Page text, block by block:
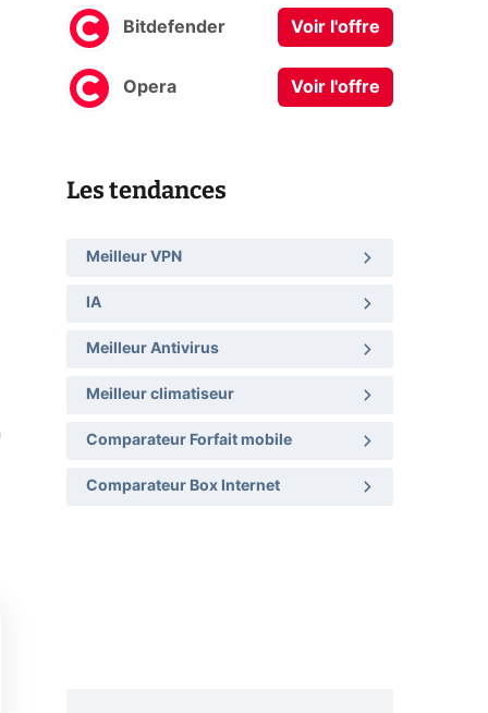
Bitdefender Voir l'offre
Opera Voir l'offre
Les tendances
Meilleur VPN
IA
Meilleur Antivirus
Meilleur climatiseur
Comparateur Forfait mobile
Comparateur Box Internet